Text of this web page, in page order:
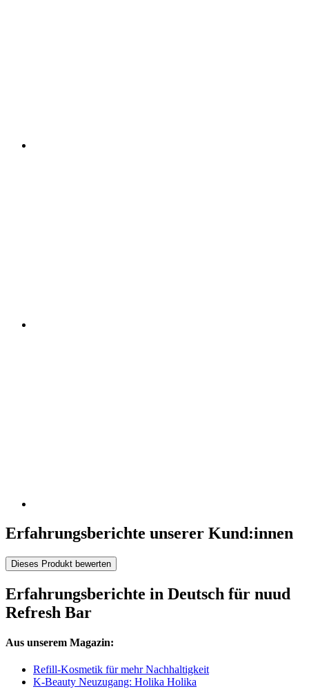
Erfahrungsberichte unserer Kund:innen
Dieses Produkt bewerten
Erfahrungsberichte in Deutsch für nuud
Refresh Bar
Aus unserem Magazin:
Refill-Kosmetik für mehr Nachhaltigkeit
K-Beauty Neuzugang: Holika Holika